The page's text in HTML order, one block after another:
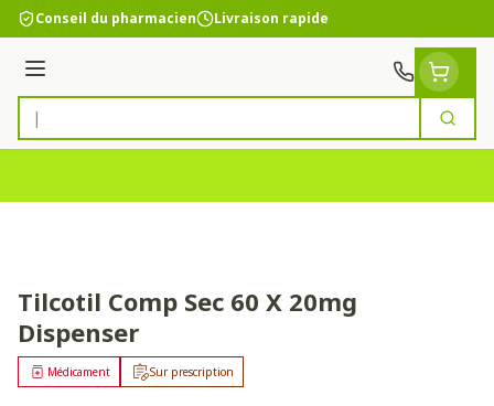
Aller au contenu
Conseil du pharmacien Livraison rapide
Menu
Rechercher
Tilcotil Comp Sec 60 X 20mg
Dispenser
Sur prescription
Médicament